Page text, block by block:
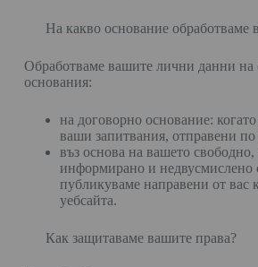
На какво основание обработваме
Обработваме вашите лични данни на
основания:
на договорно основание:
ваши запитвания, отправени
въз основа на вашето свободно,
информирано и недвусмислено
публикуваме направени от вас
уебсайта.
Как защитаваме вашите права?